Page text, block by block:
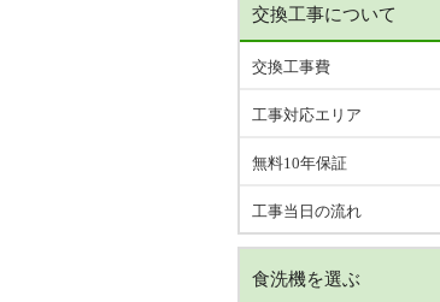
交換工事について
交換工事費
工事対応エリア
無料10年保証
工事当日の流れ
食洗機を選ぶ